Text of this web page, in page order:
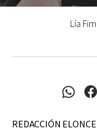
Lía
REDACCIÓN ELONCE